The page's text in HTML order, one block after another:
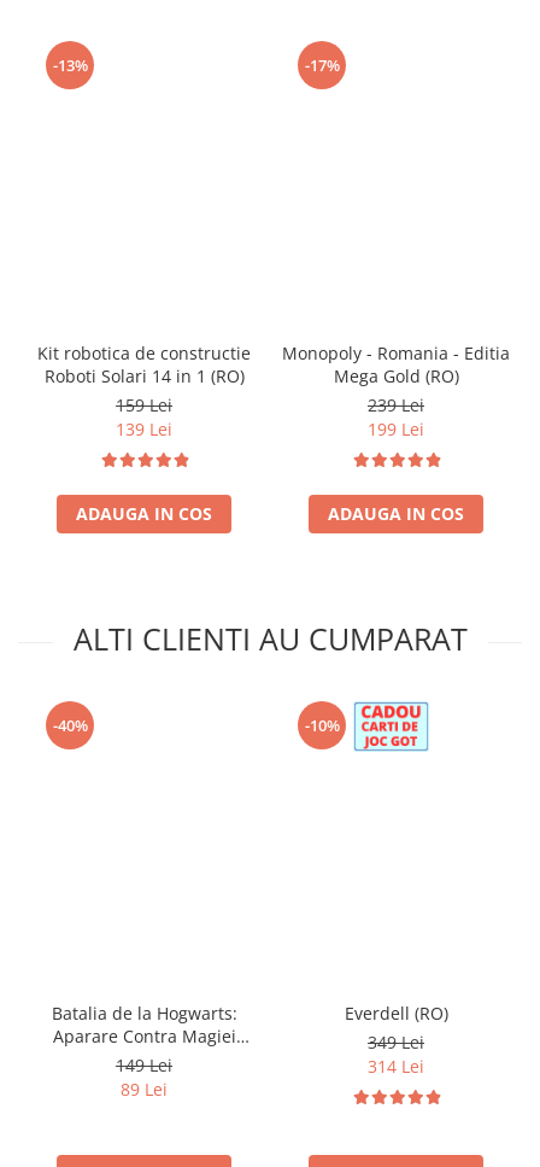
-13%
Kit robotica de constructie
Roboti Solari 14 in 1 (RO)
159 Lei
139 Lei
ADAUGA IN COS
-17%
Monopoly - Romania - Editia
Mega Gold (RO)
239 Lei
199 Lei
ADAUGA IN COS
ALTI CLIENTI AU CUMPARAT
-40%
Batalia de la Hogwarts:
Aparare Contra Magiei
Negre (RO)
149 Lei
89 Lei
-10%
Everdell (RO)
349 Lei
314 Lei